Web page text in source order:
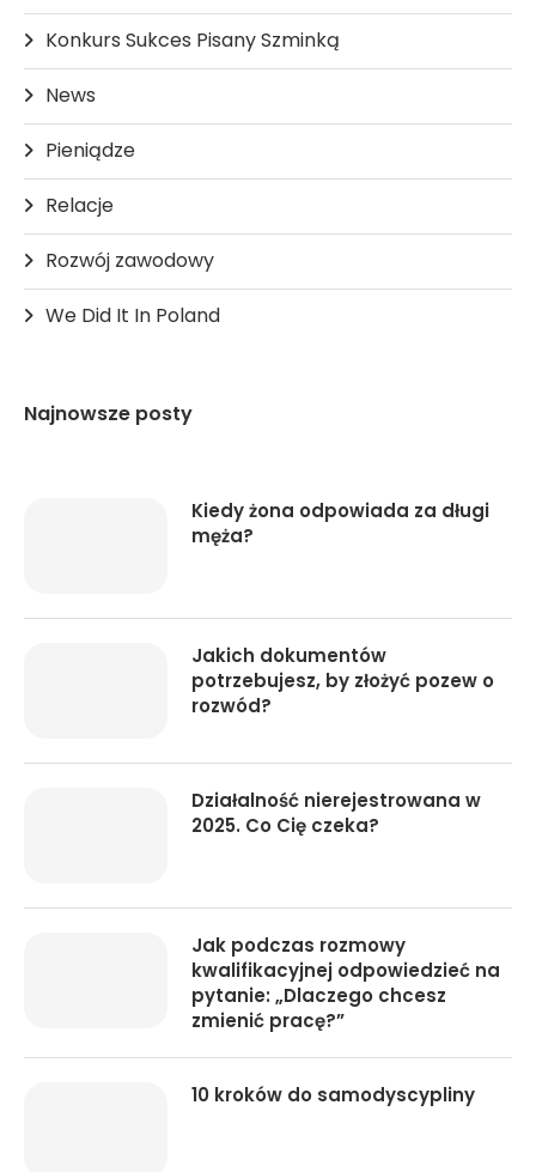
Konkurs Sukces Pisany Szminką
News
Pieniądze
Relacje
Rozwój zawodowy
We Did It In Poland
Najnowsze posty
Kiedy żona odpowiada za długi
męża?
Jakich dokumentów
potrzebujesz, by złożyć pozew o
rozwód?
Działalność nierejestrowana w
2025. Co Cię czeka?
Jak podczas rozmowy
kwalifikacyjnej odpowiedzieć na
pytanie: „Dlaczego chcesz
zmienić pracę?”
10 kroków do samodyscypliny